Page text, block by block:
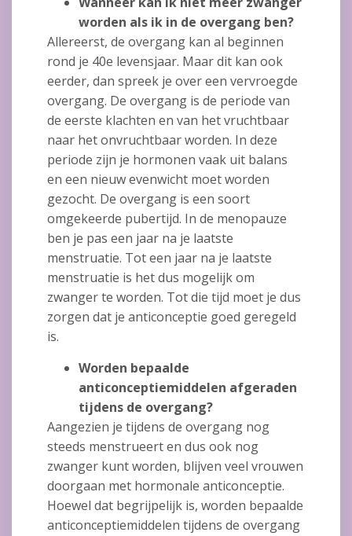
worden als ik in de overgang ben?
Allereerst, de overgang kan al beginnen
rond je 40e levensjaar. Maar dit kan ook
eerder, dan spreek je over een vervroegde
overgang. De overgang is de periode van
de eerste klachten en van het vruchtbaar
naar het onvruchtbaar worden. In deze
periode zijn je hormonen vaak uit balans
en een nieuw evenwicht moet worden
gezocht. De overgang is een soort
omgekeerde pubertijd. In de menopauze
ben je pas een jaar na je laatste
menstruatie. Tot een jaar na je laatste
menstruatie is het dus mogelijk om
zwanger te worden. Tot die tijd moet je dus
zorgen dat je anticonceptie goed geregeld
is.
Worden bepaalde
anticonceptiemiddelen afgeraden
tijdens de overgang?
Aangezien je tijdens de overgang nog
steeds menstrueert en dus ook nog
zwanger kunt worden, blijven veel vrouwen
doorgaan met hormonale anticonceptie.
Hoewel dat begrijpelijk is, worden bepaalde
anticonceptiemiddelen tijdens de overgang